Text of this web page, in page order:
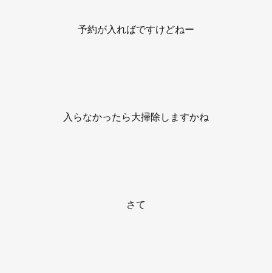
予約が入ればですけどねー
入らなかったら大掃除しますかね
さて